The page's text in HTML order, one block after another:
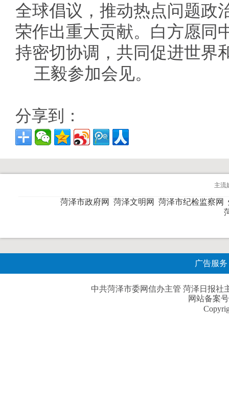
全球倡议，推动热点问题政
荣作出重大贡献。白方愿同
持密切协调，共同促进世界
王毅参加会见。
分享到：
主流
菏泽市政府网 菏泽文明网 菏泽市纪检监察网
广告服务
中共菏泽市委网信办主管 菏泽日报社
网站备案